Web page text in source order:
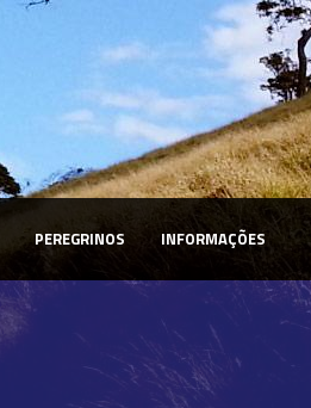
PEREGRINOS INFORMAÇÕES